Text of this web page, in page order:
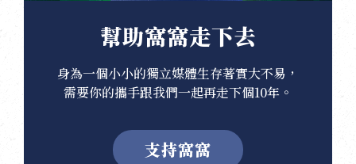
幫助窩窩走下去
身為一個小小的獨立媒體生存著實大不易，
需要你的攜手跟我們一起再走下個10年。
支持窩窩